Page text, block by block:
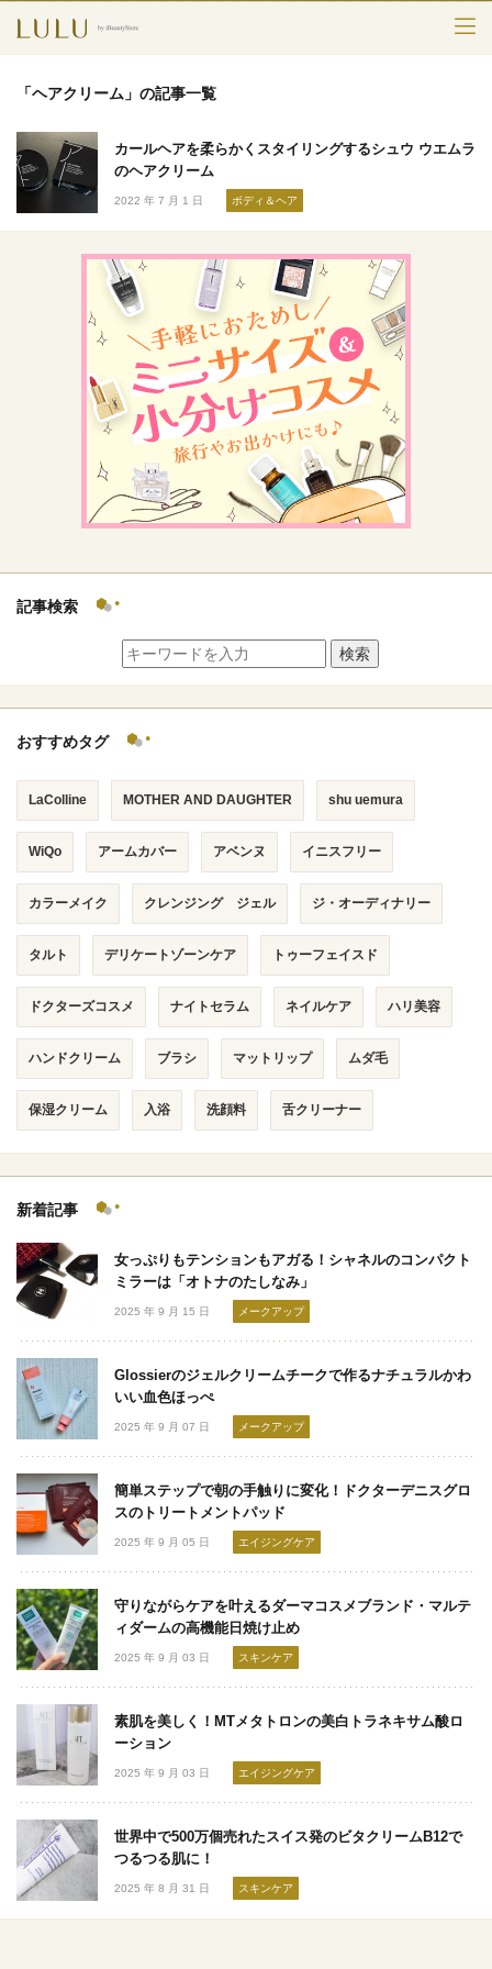
スキンケア
メークアップ
エイジングケア
フレグランス
ボディ＆ヘア
ライフスタイル
検索
「ヘアクリーム」の記事一覧
カールヘアを柔らかくスタイリングするシュウ ウエムラ
のヘアクリーム
2022 年 7 月 1 日 ボディ＆ヘア
記事検索
検索
おすすめタグ
LaColline MOTHER AND DAUGHTER shu uemura
WiQo アームカバー アベンヌ イニスフリー
カラーメイク クレンジング ジェル ジ・オーディナリー
タルト デリケートゾーンケア トゥーフェイスド
ドクターズコスメ ナイトセラム ネイルケア ハリ美容
ハンドクリーム ブラシ マットリップ ムダ毛
保湿クリーム 入浴 洗顔料 舌クリーナー
新着記事
女っぷりもテンションもアガる！シャネルのコンパクト
ミラーは「オトナのたしなみ」
2025 年 9 月 15 日 メークアップ
Glossierのジェルクリームチークで作るナチュラルかわ
いい血色ほっぺ
2025 年 9 月 07 日 メークアップ
簡単ステップで朝の手触りに変化！ドクターデニスグロ
スのトリートメントパッド
2025 年 9 月 05 日 エイジングケア
守りながらケアを叶えるダーマコスメブランド・マルテ
ィダームの高機能日焼け止め
2025 年 9 月 03 日 スキンケア
素肌を美しく！MTメタトロンの美白トラネキサム酸ロ
ーション
2025 年 9 月 03 日 エイジングケア
世界中で500万個売れたスイス発のビタクリームB12で
つるつる肌に！
2025 年 8 月 31 日 スキンケア